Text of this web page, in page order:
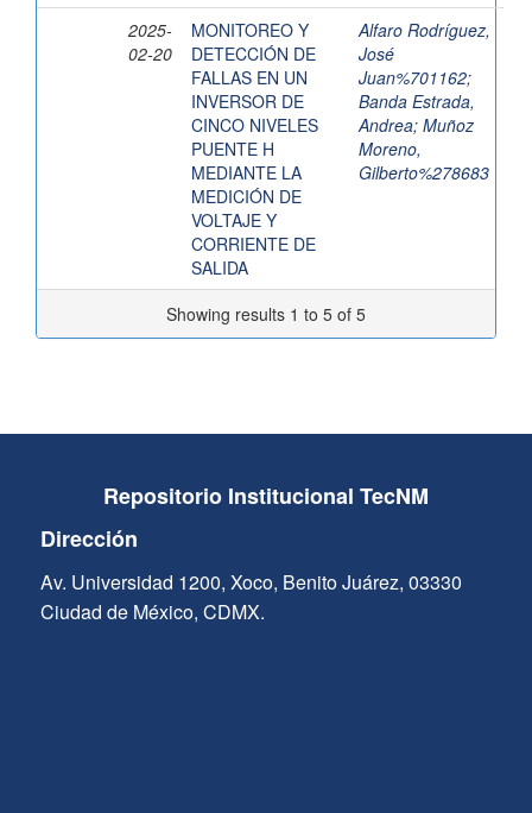
2025-
02-20
MONITOREO Y
DETECCIÓN DE
FALLAS EN UN
INVERSOR DE
CINCO NIVELES
PUENTE H
MEDIANTE LA
MEDICIÓN DE
VOLTAJE Y
CORRIENTE DE
SALIDA
Alfaro Rodríguez,
José
Juan%701162;
Banda Estrada,
Andrea; Muñoz
Moreno,
Gilberto%278683
Showing results 1 to 5 of 5
Repositorio Institucional TecNM
Dirección
Av. Universidad 1200, Xoco, Benito Juárez, 03330
Ciudad de México, CDMX.